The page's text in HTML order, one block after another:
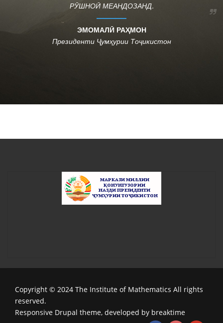
РӮШНОӢ МЕАНДОЗАНД.
ЭМОМАЛӢ РАҲМОН
Президенти Ҷумҳурии Тоҷикистон
Copyright © 2024 The Institute of Mathematics All rights
reserved.
Responsive Drupal theme, developed by breaktime